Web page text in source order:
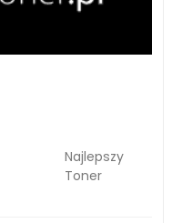
Najlepszy
Toner